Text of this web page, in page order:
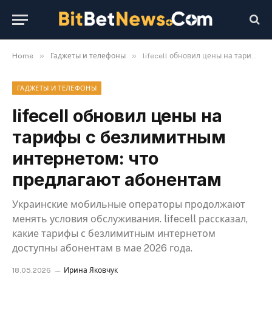
Home » Гаджеты и телефоны » lifecell обновил цены на тарифы с безлимитным интернетом: что предлагают абонентам
ГАДЖЕТЫ И ТЕЛЕФОНЫ
lifecell обновил цены на
тарифы с безлимитным
интернетом: что
предлагают абонентам
Украинские мобильные операторы продолжают
менять условия обслуживания. lifecell рассказал,
какие тарифы с безлимитным интернетом
доступны абонентам в мае 2026 года.
18.05.2026 Ирина Яковчук